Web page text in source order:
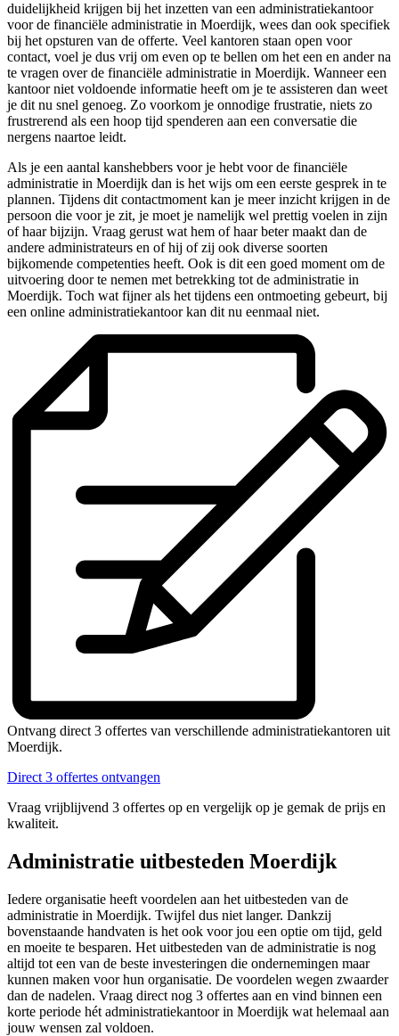
duidelijkheid krijgen bij het inzetten van een administratiekantoor
voor de financiële administratie in Moerdijk, wees dan ook specifiek
bij het opsturen van de offerte. Veel kantoren staan open voor
contact, voel je dus vrij om even op te bellen om het een en ander na
te vragen over de financiële administratie in Moerdijk. Wanneer een
kantoor niet voldoende informatie heeft om je te assisteren dan weet
je dit nu snel genoeg. Zo voorkom je onnodige frustratie, niets zo
frustrerend als een hoop tijd spenderen aan een conversatie die
nergens naartoe leidt.
Als je een aantal kanshebbers voor je hebt voor de financiële
administratie in Moerdijk dan is het wijs om een eerste gesprek in te
plannen. Tijdens dit contactmoment kan je meer inzicht krijgen in de
persoon die voor je zit, je moet je namelijk wel prettig voelen in zijn
of haar bijzijn. Vraag gerust wat hem of haar beter maakt dan de
andere administrateurs en of hij of zij ook diverse soorten
bijkomende competenties heeft. Ook is dit een goed moment om de
uitvoering door te nemen met betrekking tot de administratie in
Moerdijk. Toch wat fijner als het tijdens een ontmoeting gebeurt, bij
een online administratiekantoor kan dit nu eenmaal niet.
Ontvang direct 3 offertes van verschillende administratiekantoren uit
Moerdijk.
Direct 3 offertes ontvangen
Vraag vrijblijvend 3 offertes op en vergelijk op je gemak de prijs en
kwaliteit.
Administratie uitbesteden Moerdijk
Iedere organisatie heeft voordelen aan het uitbesteden van de
administratie in Moerdijk. Twijfel dus niet langer. Dankzij
bovenstaande handvaten is het ook voor jou een optie om tijd, geld
en moeite te besparen. Het uitbesteden van de administratie is nog
altijd tot een van de beste investeringen die ondernemingen maar
kunnen maken voor hun organisatie. De voordelen wegen zwaarder
dan de nadelen. Vraag direct nog 3 offertes aan en vind binnen een
korte periode hét administratiekantoor in Moerdijk wat helemaal aan
jouw wensen zal voldoen.